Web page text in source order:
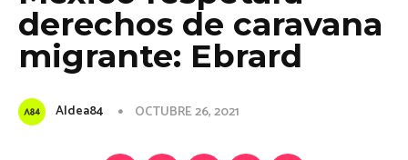
derechos de caravana
migrante: Ebrard
Aldea84 OCTUBRE 26, 2021